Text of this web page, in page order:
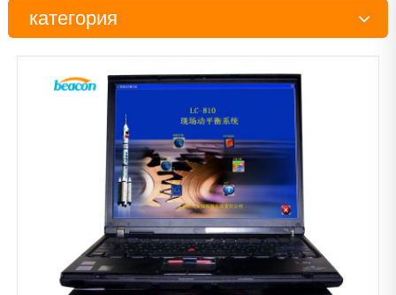
категория
Тестер
Инструменты
Детали дизельного двигателя
Сканер